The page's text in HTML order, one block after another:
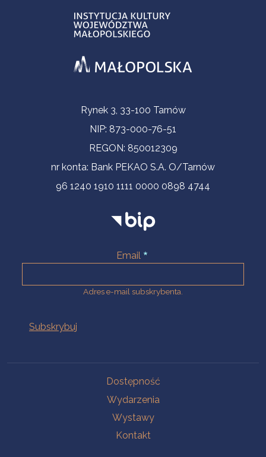
Informacje kontaktoweRynek 3, 33-100 Tarnów
NIP: 873-000-76-51
REGON: 850012309
nr konta: Bank PEKAO S.A. O/Tarnów
96 1240 1910 1111 0000 0898 4744
Email
Adres e-mail subskrybenta.
Dostępność
Wydarzenia
Wystawy
Kontakt